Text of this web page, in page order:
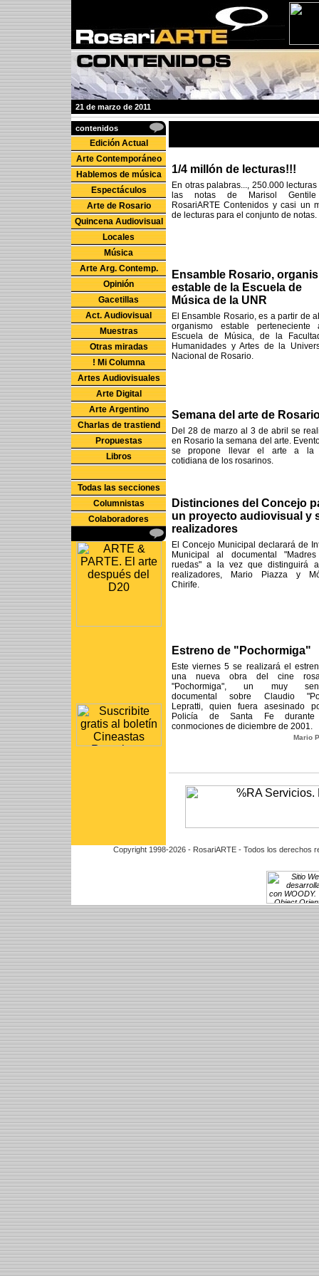
21 de marzo de 2011
contenidos
Edición Actual
Arte Contemporáneo
Hablemos de música
Espectáculos
Arte de Rosario
Quincena Audiovisual
Locales
Música
Arte Arg. Contemp.
Opinión
Gacetillas
Act. Audiovisual
Muestras
Otras miradas
! Mi Columna
Artes Audiovisuales
Arte Digital
Arte Argentino
Charlas de trastiend
Propuestas
Libros
Todas las secciones
Columnistas
Colaboradores
1/4 millón de lecturas!!!
En otras palabras..., 250.000
las notas de Marisol
RosariARTE Contenidos y casi un
de lecturas para el conjunto de notas.
Ensamble Rosario,
estable de la Escuela de
Música de la UNR
El Ensamble Rosario, es a partir de
organismo estable
Escuela de Música, de la
Humanidades y Artes de la
Nacional de Rosario.
Semana del arte de
Del 28 de marzo al 3 de abril se
en Rosario la semana del arte.
se propone llevar el arte a la
cotidiana de los rosarinos.
Distinciones del Concejo
un proyecto audiovisual y
realizadores
El Concejo Municipal declarará de
Municipal al documental
ruedas" a la vez que distinguirá
realizadores, Mario Piazza y
Chirife.
Estreno de "Pochormiga"
Este viernes 5 se realizará el
una nueva obra del cine
"Pochormiga", un muy
documental sobre Claudio
Lepratti, quien fuera asesinado
Policía de Santa Fe
conmociones de diciembre de 2001.
Mario
Copyright 1998-2026 - RosariARTE - Todos los derechos